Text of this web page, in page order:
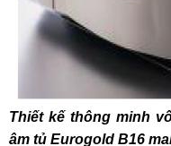
Thiết kế thông minh
âm tủ Eurogold B16